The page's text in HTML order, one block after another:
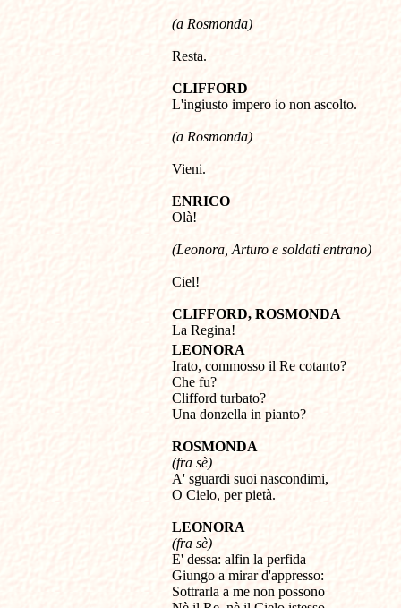
(a Rosmonda)
Resta.
CLIFFORD
L'ingiusto impero io non ascolto.
(a Rosmonda)
Vieni.
ENRICO
Olà!
(Leonora, Arturo e soldati entrano)
Ciel!
CLIFFORD, ROSMONDA
La Regina!
Irato, commosso il Re cotanto?
Che fu?
Clifford turbato?
Una donzella in pianto?
ROSMONDA
(fra sè)
A' sguardi suoi nascondimi,
O Cielo, per pietà.
LEONORA
(fra sè)
E' dessa: alfin la perfida
Giungo a mirar d'appresso:
Sottrarla a me non possono